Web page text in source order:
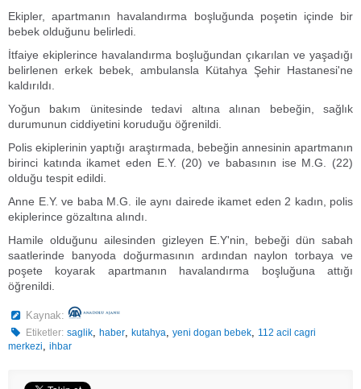
Ekipler, apartmanın havalandırma boşluğunda poşetin içinde bir
bebek olduğunu belirledi.
İtfaiye ekiplerince havalandırma boşluğundan çıkarılan ve yaşadığı
belirlenen erkek bebek, ambulansla Kütahya Şehir Hastanesi'ne
kaldırıldı.
Yoğun bakım ünitesinde tedavi altına alınan bebeğin, sağlık
durumunun ciddiyetini koruduğu öğrenildi.
Polis ekiplerinin yaptığı araştırmada, bebeğin annesinin apartmanın
birinci katında ikamet eden E.Y. (20) ve babasının ise M.G. (22)
olduğu tespit edildi.
Anne E.Y. ve baba M.G. ile aynı dairede ikamet eden 2 kadın, polis
ekiplerince gözaltına alındı.
Hamile olduğunu ailesinden gizleyen E.Y'nin, bebeği dün sabah
saatlerinde banyoda doğurmasının ardından naylon torbaya ve
poşete koyarak apartmanın havalandırma boşluğuna attığı
öğrenildi.
Kaynak:
Etiketler: saglik,haber,kutahya,yeni dogan bebek, 112 acil cagri
merkezi, ihbar